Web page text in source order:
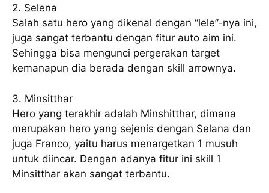
2. Selena
Salah satu hero yang dikenal dengan “lele”-nya ini,
juga sangat terbantu dengan fitur auto aim ini.
Sehingga bisa mengunci pergerakan target
kemanapun dia berada dengan skill arrownya.
3. Minsitthar
Hero yang terakhir adalah Minshitthar, dimana
merupakan hero yang sejenis dengan Selana dan
juga Franco, yaitu harus menargetkan 1 musuh
untuk diincar. Dengan adanya fitur ini skill 1
Minsitthar akan sangat terbantu.